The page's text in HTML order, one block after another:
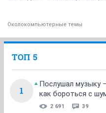
Околокомпьютерные темы
ТОП 5
1
Послушал музыку
как бороться с
2 691 39